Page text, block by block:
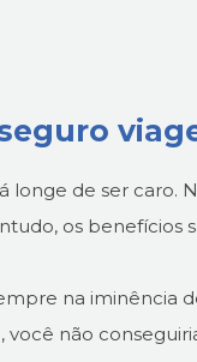
longe de ser caro.
os benefícios
na iminência
você não